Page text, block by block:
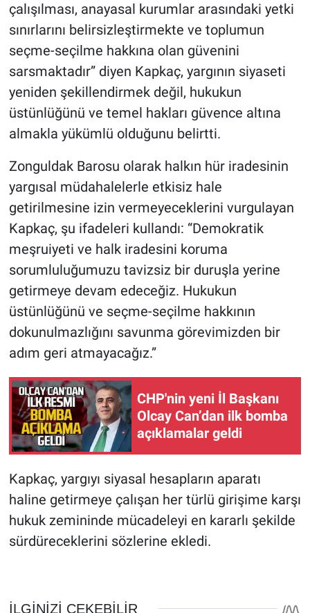
çalışılması, anayasal kurumlar arasındaki yetki
sınırlarını belirsizleştirmekte ve toplumun
seçme-seçilme hakkına olan güvenini
sarsmaktadır” diyen Kapkaç, yargının siyaseti
yeniden şekillendirmek değil, hukukun
üstünlüğünü ve temel hakları güvence altına
almakla yükümlü olduğunu belirtti.
Zonguldak Barosu olarak halkın hür iradesinin
yargısal müdahalelerle etkisiz hale
getirilmesine izin vermeyeceklerini vurgulayan
Kapkaç, şu ifadeleri kullandı: “Demokratik
meşruiyeti ve halk iradesini koruma
sorumluluğumuzu tavizsiz bir duruşla yerine
getirmeye devam edeceğiz. Hukukun
üstünlüğünü ve seçme-seçilme hakkının
dokunulmazlığını savunma görevimizden bir
adım geri atmayacağız.”
CHP'nin yeni İl Başkanı
Olcay Can’dan ilk bomba
açıklamalar geldi
Kapkaç, yargıyı siyasal hesapların aparatı
haline getirmeye çalışan her türlü girişime karşı
hukuk zemininde mücadeleyi en kararlı şekilde
sürdüreceklerini sözlerine ekledi.